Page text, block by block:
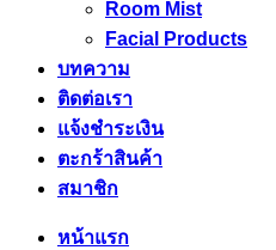
Room Mist
Facial Products
บทความ
ติดต่อเรา
แจ้งชำระเงิน
ตะกร้าสินค้า
สมาชิก
หน้าแรก